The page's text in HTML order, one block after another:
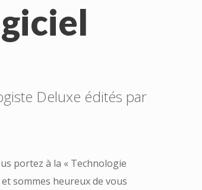
Deluxe édités par
portez à la « Technologie
et sommes heureux de vous